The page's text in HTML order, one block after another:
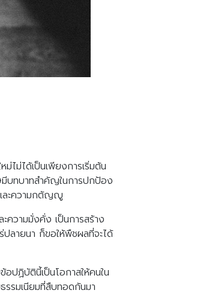
ม่ไม่ได้เป็นเพียงการเริ่มต้น
บทบาทสำคัญในการปกป้อง
ละความกตัญญู
ความมั่งคั่ง เป็นการสร้าง
ลายนา ก็ขอให้พืชผลที่จะได้
ปฏิบัตินี้เป็นโอกาสให้คนใน
รมเนียมที่สืบทอดกันมา